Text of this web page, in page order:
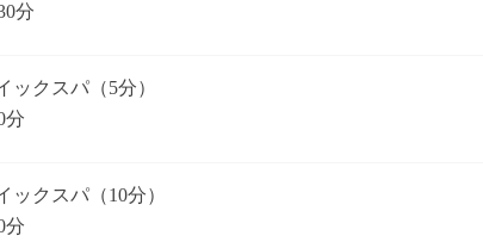
分
ックスパ（5分）
分
ックスパ（10分）
分